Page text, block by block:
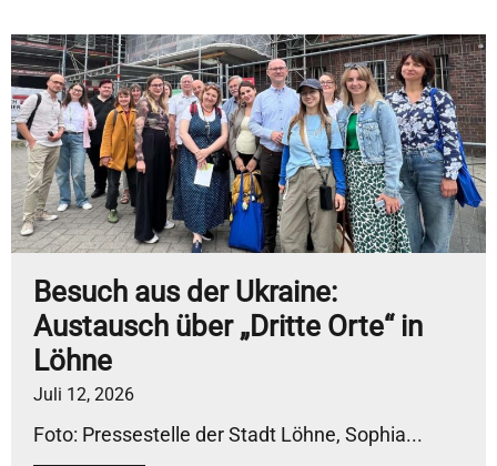
Besuch aus der Ukraine:
Austausch über „Dritte Orte“ in
Löhne
Juli 12, 2026
Foto: Pressestelle der Stadt Löhne, Sophia...